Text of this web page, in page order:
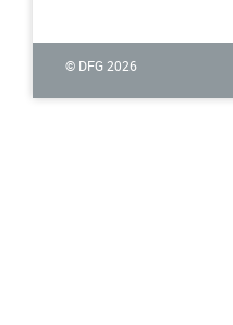
© DFG 2026